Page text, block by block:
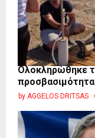
Ολοκληρώθηκε
by AGGELOS DRITSAS